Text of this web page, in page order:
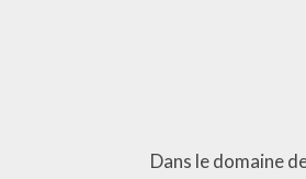
Dans le domaine